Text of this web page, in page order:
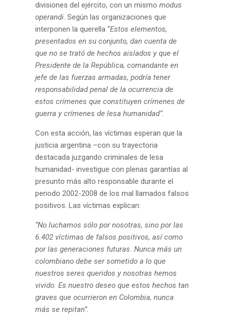
divisiones del ejército, con un mismo modus
operandi. Según las organizaciones que
interponen la querella “Estos elementos,
presentados en su conjunto, dan cuenta de
que no se trató de hechos aislados y que el
Presidente de la República, comandante en
jefe de las fuerzas armadas, podría tener
responsabilidad penal de la ocurrencia de
estos crímenes que constituyen crímenes de
guerra y crímenes de lesa humanidad”.
Con esta acción, las víctimas esperan que la
justicia argentina –con su trayectoria
destacada juzgando criminales de lesa
humanidad- investigue con plenas garantías al
presunto más alto responsable durante el
periodo 2002-2008 de los mal llamados falsos
positivos. Las víctimas explican:
“No luchamos sólo por nosotras, sino por las
6.402 víctimas de falsos positivos, así como
por las generaciones futuras. Nunca más un
colombiano debe ser sometido a lo que
nuestros seres queridos y nosotras hemos
vivido. Es nuestro deseo que estos hechos tan
graves que ocurrieron en Colombia, nunca
más se repitan”.